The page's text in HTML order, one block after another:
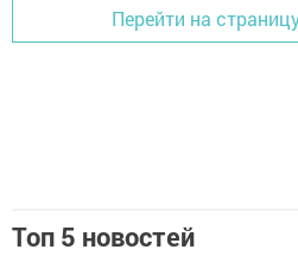
Перейти на
Топ 5 новостей